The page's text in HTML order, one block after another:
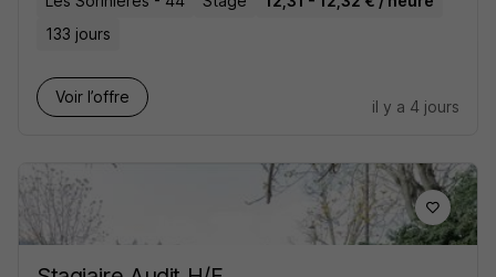
133 jours
Voir l’offre
il y a 4 jours